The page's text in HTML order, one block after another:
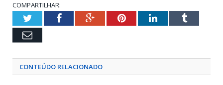
COMPARTILHAR:
TwitterFacebookGoogle+PinterestLinkedInTumblr
Email
CONTEÚDO RELACIONADO